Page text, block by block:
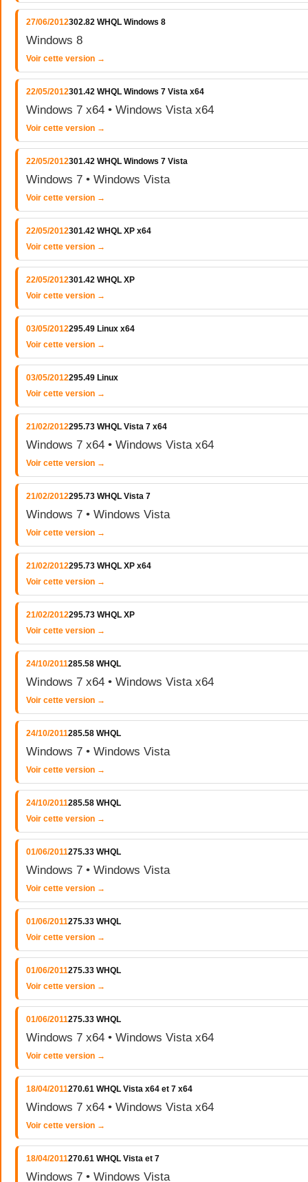
27/06/2012302.82 WHQL Windows 8
Windows 8
Voir cette version →
22/05/2012301.42 WHQL Windows 7 Vista x64
Windows 7 x64 • Windows Vista x64
Voir cette version →
22/05/2012301.42 WHQL Windows 7 Vista
Windows 7 • Windows Vista
Voir cette version →
22/05/2012301.42 WHQL XP x64
Voir cette version →
22/05/2012301.42 WHQL XP
Voir cette version →
03/05/2012295.49 Linux x64
Voir cette version →
03/05/2012295.49 Linux
Voir cette version →
21/02/2012295.73 WHQL Vista 7 x64
Windows 7 x64 • Windows Vista x64
Voir cette version →
21/02/2012295.73 WHQL Vista 7
Windows 7 • Windows Vista
Voir cette version →
21/02/2012295.73 WHQL XP x64
Voir cette version →
21/02/2012295.73 WHQL XP
Voir cette version →
24/10/2011285.58 WHQL
Windows 7 x64 • Windows Vista x64
Voir cette version →
24/10/2011285.58 WHQL
Windows 7 • Windows Vista
Voir cette version →
24/10/2011285.58 WHQL
Voir cette version →
01/06/2011275.33 WHQL
Windows 7 • Windows Vista
Voir cette version →
01/06/2011275.33 WHQL
Voir cette version →
01/06/2011275.33 WHQL
Voir cette version →
01/06/2011275.33 WHQL
Windows 7 x64 • Windows Vista x64
Voir cette version →
18/04/2011270.61 WHQL Vista x64 et 7 x64
Windows 7 x64 • Windows Vista x64
Voir cette version →
18/04/2011270.61 WHQL Vista et 7
Windows 7 • Windows Vista